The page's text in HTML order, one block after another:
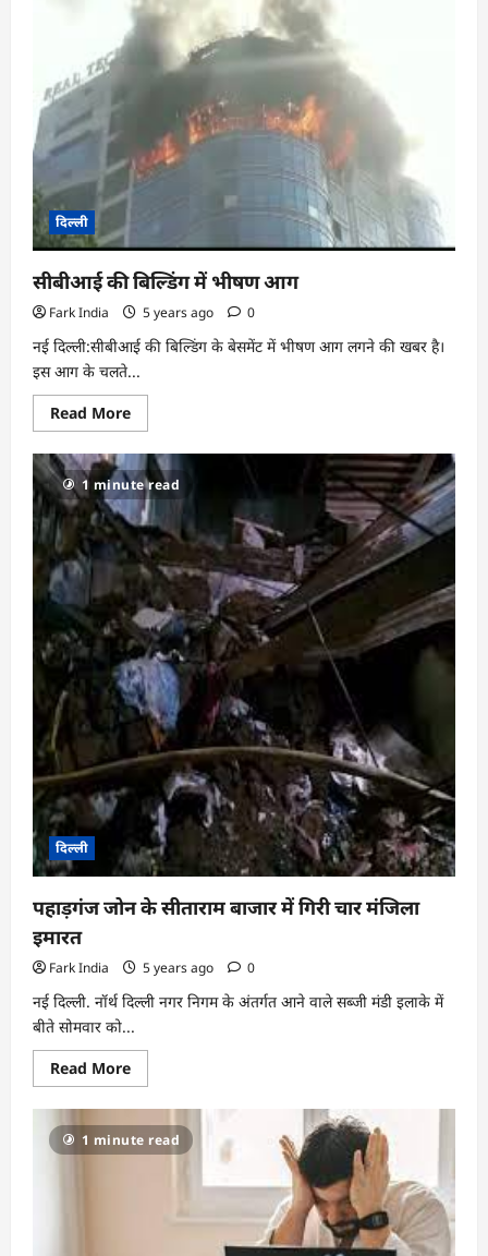
शराब
घोटाले
को
विपक्ष
दिल्ली
सीबीआई की बिल्डिंग में भीषण आग
Fark India 5 years ago 0
नई दिल्ली:सीबीआई की बिल्डिंग के बेसमेंट में भीषण आग लगने की खबर है।
इस आग के चलते...
Read MoreRead
more
सीबीआई
की
बिल्डिंग
में
भीषण
आग
1 minute read
दिल्ली
पहाड़गंज जोन के सीताराम बाजार में ग‍िरी चार मंज‍िला
इमारत
Fark India 5 years ago 0
नई द‍िल्‍ली. नॉर्थ द‍िल्‍ली नगर निगम के अंतर्गत आने वाले सब्‍जी मंडी इलाके में
बीते सोमवार को...
Read MoreRead
more
पहाड़गंज
जोन
के
सीताराम
1 minute read